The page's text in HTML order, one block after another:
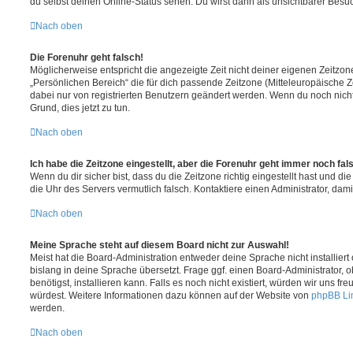
Nach oben
Die Forenuhr geht falsch!
Möglicherweise entspricht die angezeigte Zeit nicht deiner eigenen
„Persönlichen Bereich“ die für dich passende Zeitzone (Mitteleuropäische
dabei nur von registrierten Benutzern geändert werden. Wenn du noch
Grund, dies jetzt zu tun.
Nach oben
Ich habe die Zeitzone eingestellt, aber die Forenuhr geht immer noch
Wenn du dir sicher bist, dass du die Zeitzone richtig eingestellt hast und
die Uhr des Servers vermutlich falsch. Kontaktiere einen Administrator,
Nach oben
Meine Sprache steht auf diesem Board nicht zur Auswahl!
Meist hat die Board-Administration entweder deine Sprache nicht
bislang in deine Sprache übersetzt. Frage ggf. einen Board-Administrator,
benötigst, installieren kann. Falls es noch nicht existiert, würden wir uns
würdest. Weitere Informationen dazu können auf der Website von phpBB
werden.
Nach oben